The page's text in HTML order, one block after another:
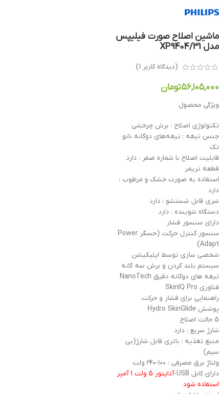
ماشین اصلاح صورت فیلیپس
مدل XP9404/31
(دیدگاه کاربر 1
)
۵۶,۱۰۵,۰۰۰تومان
ویژگی محصول
تکنولوژی اصلاح : برش چرخشی
جنس تیغه : تیغه‌های دوگانه نانو
تک
قابلیت اصلاح با شماره صفر : دارد
قطعه تریمر
استفاده به صورت خشک و مرطوب :
دارد
سَری قابل شستشو : دارد
دستگاه شوینده : دارد
دارای سنسور فشار
سنسور کنترل حرکت (حسگر Power
Adapt)
شخصی سازی توسط اپلیکیشن
سیستم بلند کردن و برش سه گانه
تیغه های دوگانه دقیق NanoTech
فناوری SkinIQ Pro
راهنمایی برای فشار و حرکت
پوشش Hydro SkinGlide
5 حالت اصلاح
شارژ سریع : دارد
منبع تغذیه : باتری قابل شارژ(بی
سیم)
ولتاژ برق مصرفی : ۱۰۰-۲۴۰ ولت
دارای کابل USB-
آداپتور 5 ولت 1 آمپر
استفاده شود